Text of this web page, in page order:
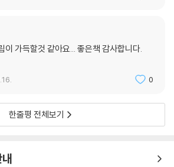
이 가득할것 같아요... 좋은책 감사합니다.
0
한줄평 전체보기